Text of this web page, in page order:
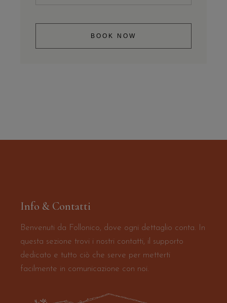
BOOK NOW
Info & Contatti
Benvenuti da Follonico, dove ogni dettaglio conta. In
questa sezione trovi i nostri contatti, il supporto
dedicato e tutto ciò che serve per metterti
facilmente in comunicazione con noi.